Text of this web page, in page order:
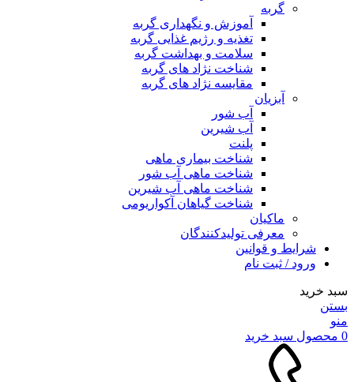
گربه
آموزش و نگهداری گربه
تغذیه و رژیم غذایی گربه
سلامت و بهداشت گربه
شناخت نژاد های گربه
مقایسه نژاد های گربه
آبزیان
آب شور
آب شیرین
پلنت
شناخت بیماری ماهی
شناخت ماهی آب شور
شناخت ماهی آب شیرین
شناخت گیاهان آکواریومی
ماکیان
معرفی تولیدکنندگان
شرایط و قوانین
ورود / ثبت نام
سبد خرید
بستن
منو
0 محصول سبد خرید